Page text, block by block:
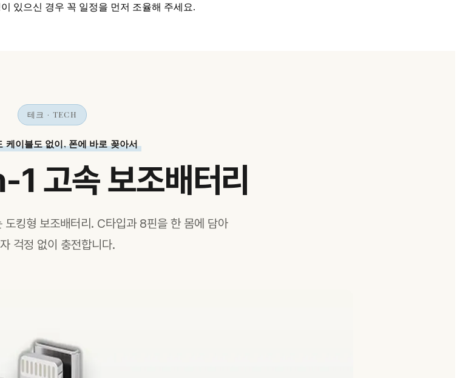
있으신 경우 꼭 일정을 먼저 조율해 주세요.
테크 · TECH
케이블도 없이, 폰에 바로 꽂아서
고속 보조배터리
도킹형 보조배터리. C타입과 8핀을 한 몸에 담아
걱정 없이 충전합니다.